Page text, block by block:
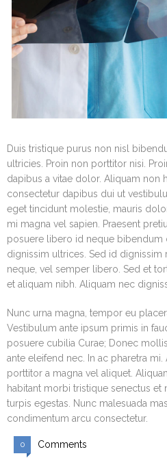
Duis tristique purus non nisl
ultricies. Proin non porttitor nisi.
dapibus a vitae dolor. Aliquam non
consectetur dapibus dui ut
eget tincidunt molestie, mauris
mi magna vel sapien. Praesent
posuere libero id neque bibendum
dignissim ultrices. Sed id dignissim
neque, vel semper libero. Sed et
et aliquam nibh. Aliquam nec
Nunc urna magna, tempor eu
Vestibulum ante ipsum primis in
posuere cubilia Curae; Donec
ante eleifend nec. In ac pharetra
porttitor a magna vel aliquet.
habitant morbi tristique senectus et
turpis egestas. Nunc malesuada
condimentum arcu consectetur.
0 Comments